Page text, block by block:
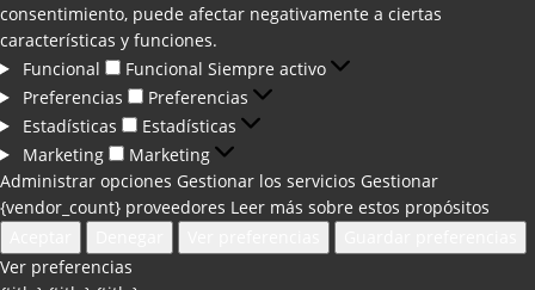
consentimiento, puede afectar negativamente a ciertas
características y funciones.
Funcional
Funcional Siempre activo
Preferencias
Preferencias
Estadísticas
Estadísticas
Marketing
Marketing
Administrar opciones Gestionar los servicios Gestionar
{vendor_count} proveedores Leer más sobre estos propósitos
Ver preferencias